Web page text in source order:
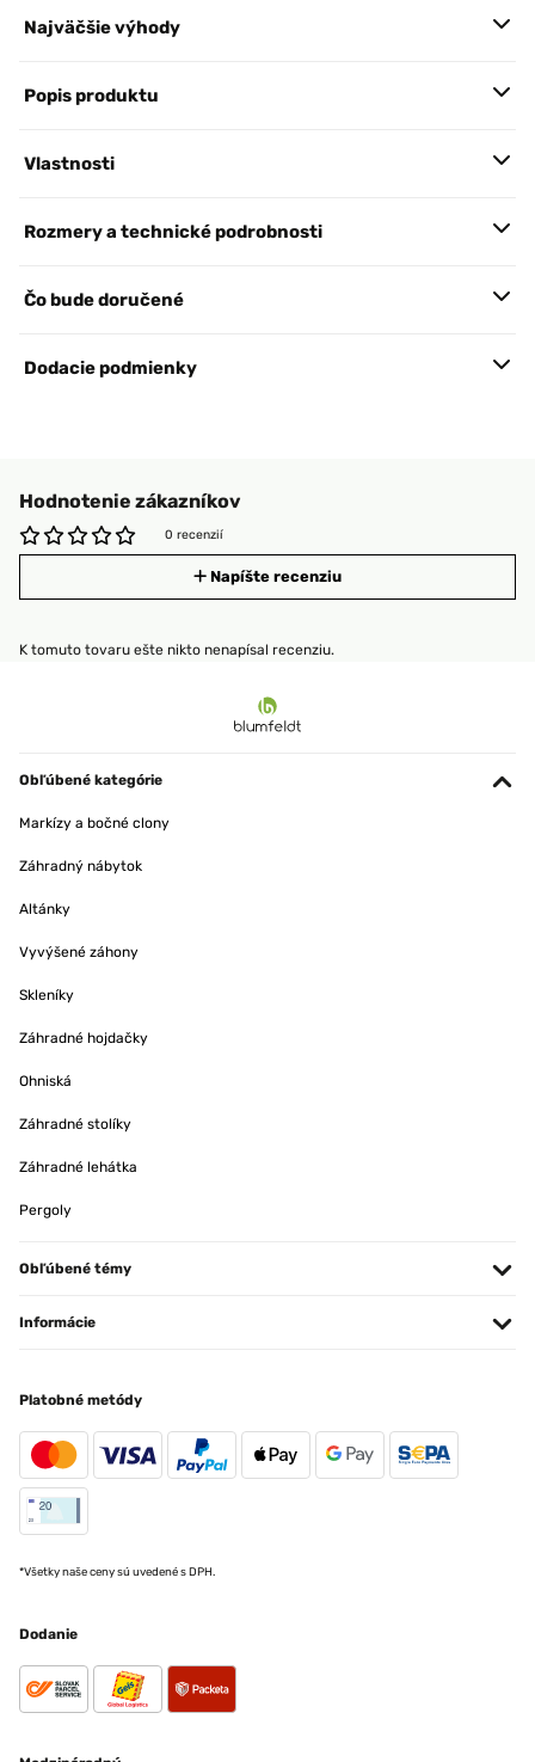
Najväčšie výhody
Popis produktu
Vlastnosti
Rozmery a technické podrobnosti
Čo bude doručené
Dodacie podmienky
Hodnotenie zákazníkov
0 recenzií
Napíšte recenziu
K tomuto tovaru ešte nikto nenapísal recenziu.
Obľúbené kategórie
Markízy a bočné clony
Záhradný nábytok
Altánky
Vyvýšené záhony
Skleníky
Záhradné hojdačky
Ohniská
Záhradné stolíky
Záhradné lehátka
Pergoly
Obľúbené témy
Informácie
Platobné metódy
*Všetky naše ceny sú uvedené s DPH.
Dodanie